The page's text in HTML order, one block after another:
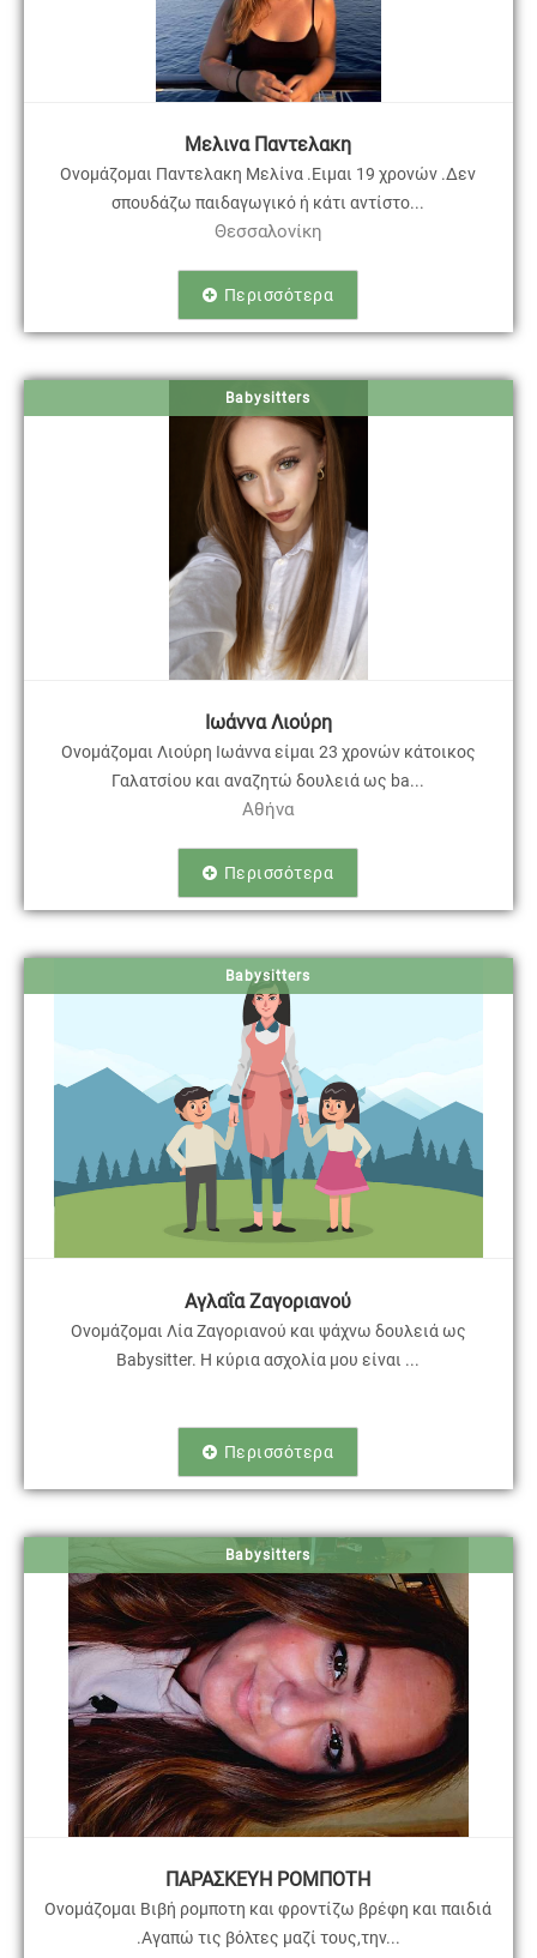
Μελινα Παντελακη
Ονομάζομαι Παντελακη Μελίνα .Ειμαι 19 χρονών .Δεν
σπουδάζω παιδαγωγικό ή κάτι αντίστο...
Θεσσαλονίκη
Περισσότερα
Babysitters
Ιωάννα Λιούρη
Ονομάζομαι Λιούρη Ιωάννα είμαι 23 χρονών κάτοικος
Γαλατσίου και αναζητώ δουλειά ως ba...
Αθήνα
Περισσότερα
Babysitters
Αγλαΐα Ζαγοριανού
Ονομάζομαι Λία Ζαγοριανού και ψάχνω δουλειά ως
Babysitter. Η κύρια ασχολία μου είναι ...
Περισσότερα
Babysitters
ΠΑΡΑΣΚΕΥΗ ΡΟΜΠΟΤΗ
Ονομάζομαι Βιβή ρομποτη και φροντίζω βρέφη και παιδιά
.Αγαπώ τις βόλτες μαζί τους,την...